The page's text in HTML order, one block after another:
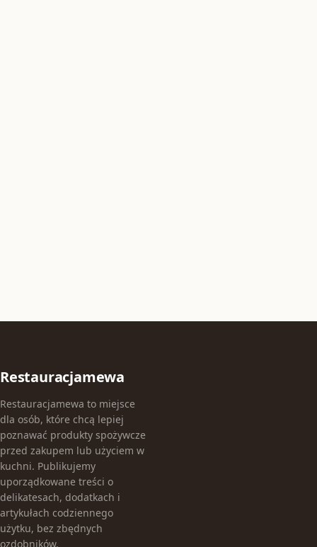
Restauracjamewa
Restauracjamewa to miejsce
dla osób, które chcą lepiej
poznawać produkty spożywcze
przed zakupem lub użyciem w
kuchni. Publikujemy
uporządkowane treści o
delikatesach, dodatkach i
artykułach codziennego
użytku, bez zbędnych
ozdobników.